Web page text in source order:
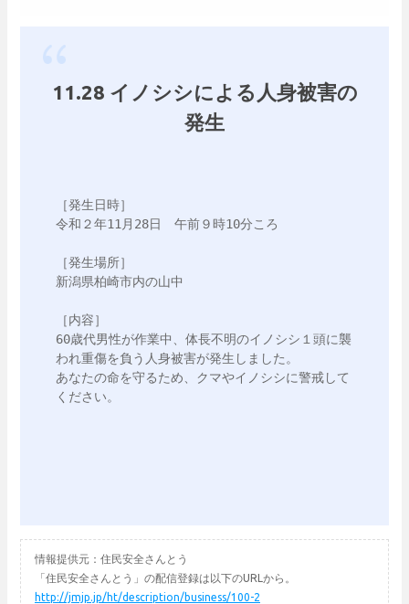
11.28 イノシシによる人身被害の
発生
［発生日時］
令和２年11月28日　午前９時10分ころ
［発生場所］
新潟県柏崎市内の山中
［内容］
60歳代男性が作業中、体長不明のイノシシ１頭に襲
われ重傷を負う人身被害が発生しました。
あなたの命を守るため、クマやイノシシに警戒して
ください。
情報提供元：住民安全さんとう
「住民安全さんとう」の配信登録は以下のURLから。
http://jmjp.jp/ht/description/business/100-2